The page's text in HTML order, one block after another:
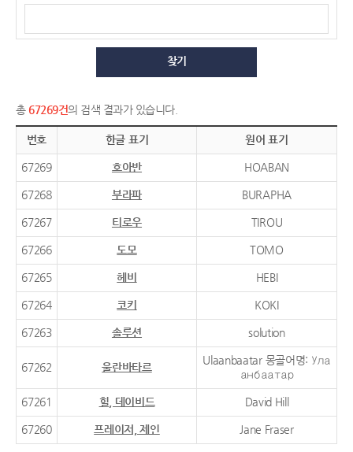
찾기
총 67269건의 검색 결과가 있습니다.
번호 한글 표기 원어 표기
67269 호아반 HOABAN
67268 부라파 BURAPHA
67267 티로우 TIROU
67266 도모 TOMO
67265 헤비 HEBI
67264 코키 KOKI
67263 솔루션 solution
67262 울란바타르
Ulaanbaatar 몽골어명: Ула
анбаатар
67261 힐, 데이비드 David Hill
67260 프레이저, 제인 Jane Fraser